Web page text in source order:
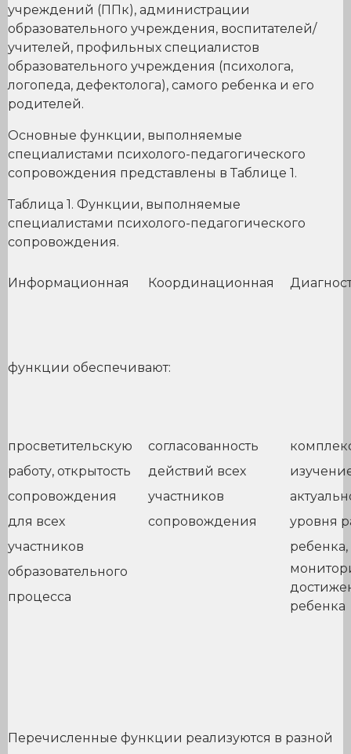
учреждений (ППк), администрации
образовательного учреждения, воспитателей/
учителей, профильных специалистов
образовательного учреждения (психолога,
логопеда, дефектолога), самого ребенка и его
родителей.
Основные функции, выполняемые
специалистами психолого-педагогического
сопровождения представлены в Таблице 1.
Таблица 1. Функции, выполняемые
специалистами психолого-педагогического
сопровождения.
Информационная Координационная
функции обеспечивают:
просветительскую
работу, открытость
сопровождения
для всех
участников
образовательного
процесса
согласованность
действий всех
участников
сопровождения
уровня
ребенка,
ребенка
Перечисленные функции реализуются в разной